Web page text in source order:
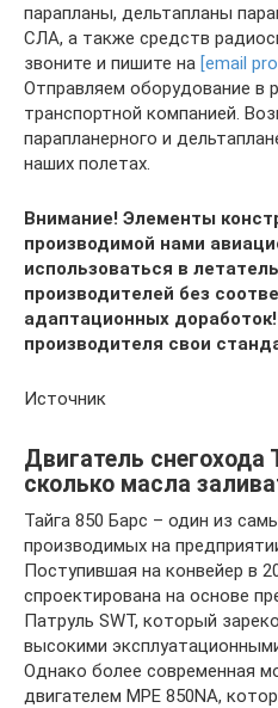
парапланы, дельтапланы
СЛА, а также средств
звоните и пишите на [email
Отправляем оборудование в
транспортной компанией.
парапланерного и
наших полетах.
Внимание! Элементы
производимой нами
использоваться в
производителей без
адаптационных
производителя свои
Источник
Двигатель снегохода
сколько масла
Тайга 850 Барс – один из
производимых на
Поступившая на конвейер в
спроектирована на основе
Патруль SWT, который
высокими
Однако более современная
двигателем MPE 850NA,